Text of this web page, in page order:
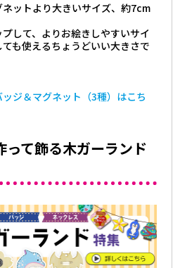
ットより大きいサイズ、約7cm
して、よりお絵きしやすいサイ
も使えるちょうどいい大きさで
ッジ＆マグネット（3種）はこち
って飾る木ガーランド